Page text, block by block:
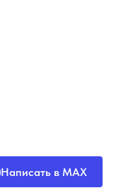
Написать в MAX